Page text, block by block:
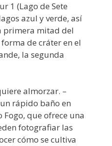
1 (Lago de Sete
azul y verde, así
primera mitad del
de cráter en el
la segunda
almorzar. –
rápido baño en
que ofrece una
fotografiar las
cómo se cultiva